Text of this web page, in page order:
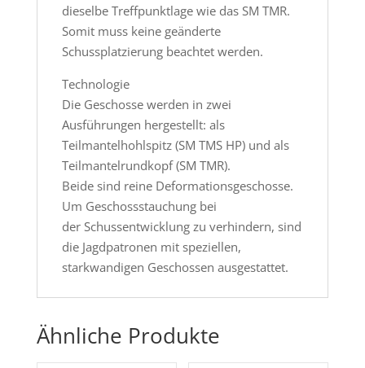
dieselbe Treffpunktlage wie das SM TMR.
Somit muss keine geänderte
Schussplatzierung beachtet werden.
Technologie
Die Geschosse werden in zwei
Ausführungen hergestellt: als
Teilmantelhohlspitz (SM TMS HP) und als
Teilmantelrundkopf (SM TMR).
Beide sind reine Deformationsgeschosse.
Um Geschossstauchung bei
der Schussentwicklung zu verhindern, sind
die Jagdpatronen mit speziellen,
starkwandigen Geschossen ausgestattet.
Ähnliche Produkte